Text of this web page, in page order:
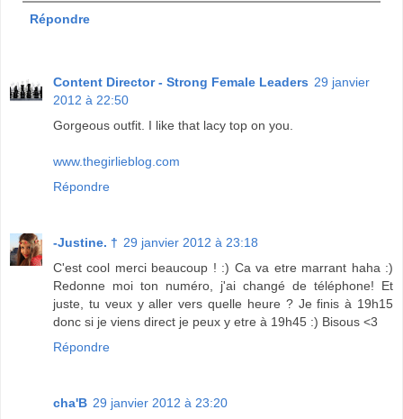
Répondre
Content Director - Strong Female Leaders 29 janvier
2012 à 22:50
Gorgeous outfit. I like that lacy top on you.
www.thegirlieblog.com
Répondre
-Justine. † 29 janvier 2012 à 23:18
C'est cool merci beaucoup ! :) Ca va etre marrant haha :)
Redonne moi ton numéro, j'ai changé de téléphone! Et
juste, tu veux y aller vers quelle heure ? Je finis à 19h15
donc si je viens direct je peux y etre à 19h45 :) Bisous <3
Répondre
cha'B 29 janvier 2012 à 23:20